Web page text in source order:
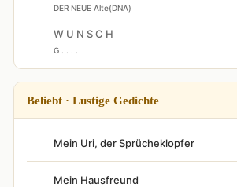
DER NEUE Alte(DNA)
W U N S C H
G . . . .
Beliebt · Lustige Gedichte
Mein Uri, der Sprücheklopfer
Mein Hausfreund